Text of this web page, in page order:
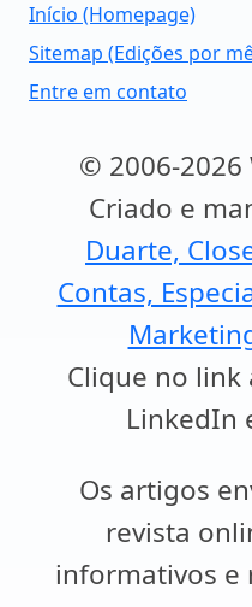
Início (Homepage)
Sitemap (Edições por
Entre em contato
© 2006-
Criado e
Duarte,
Contas,
Clique no link
LinkedIn
Os artigos
revista
informativos e